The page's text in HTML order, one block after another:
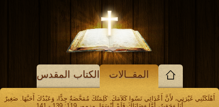
المقــالات الكتاب المقدس
غَيْرَتِي، لأَنَّ أَعْدَائِي نَسُوا كَلاَمَكَ. كَلِمَتُكَ مُمَحَّصَةٌ جِدًّا، وَعَبْدُكَ أَحَبَّهَا. صَغِيرٌ